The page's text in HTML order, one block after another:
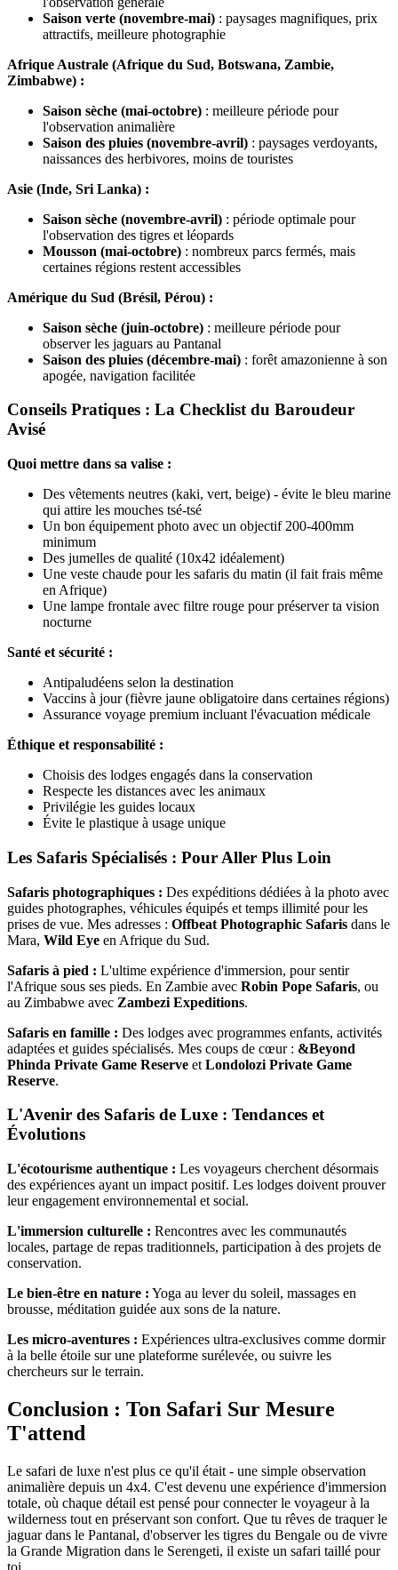
Saison verte (novembre-mai) : paysages magnifiques, prix
attractifs, meilleure photographie
Afrique Australe (Afrique du Sud, Botswana, Zambie,
Zimbabwe) :
Saison sèche (mai-octobre) : meilleure période pour
l'observation animalière
Saison des pluies (novembre-avril) : paysages verdoyants,
naissances des herbivores, moins de touristes
Asie (Inde, Sri Lanka) :
Saison sèche (novembre-avril) : période optimale pour
l'observation des tigres et léopards
Mousson (mai-octobre) : nombreux parcs fermés, mais
certaines régions restent accessibles
Amérique du Sud (Brésil, Pérou) :
Saison sèche (juin-octobre) : meilleure période pour
observer les jaguars au Pantanal
Saison des pluies (décembre-mai) : forêt amazonienne à son
apogée, navigation facilitée
Conseils Pratiques : La Checklist du Baroudeur
Avisé
Quoi mettre dans sa valise :
Des vêtements neutres (kaki, vert, beige) - évite le bleu marine
qui attire les mouches tsé-tsé
Un bon équipement photo avec un objectif 200-400mm
minimum
Des jumelles de qualité (10x42 idéalement)
Une veste chaude pour les safaris du matin (il fait frais même
en Afrique)
Une lampe frontale avec filtre rouge pour préserver ta vision
nocturne
Santé et sécurité :
Antipaludéens selon la destination
Vaccins à jour (fièvre jaune obligatoire dans certaines régions)
Assurance voyage premium incluant l'évacuation médicale
Éthique et responsabilité :
Choisis des lodges engagés dans la conservation
Respecte les distances avec les animaux
Privilégie les guides locaux
Évite le plastique à usage unique
Les Safaris Spécialisés : Pour Aller Plus Loin
Safaris photographiques : Des expéditions dédiées à la photo avec
guides photographes, véhicules équipés et temps illimité pour les
prises de vue. Mes adresses : Offbeat Photographic Safaris dans le
Mara, Wild Eye en Afrique du Sud.
Safaris à pied : L'ultime expérience d'immersion, pour sentir
l'Afrique sous ses pieds. En Zambie avec Robin Pope Safaris, ou
au Zimbabwe avec Zambezi Expeditions.
Safaris en famille : Des lodges avec programmes enfants, activités
adaptées et guides spécialisés. Mes coups de cœur : &Beyond
Phinda Private Game Reserve et Londolozi Private Game
Reserve.
L'Avenir des Safaris de Luxe : Tendances et
Évolutions
L'écotourisme authentique : Les voyageurs cherchent désormais
des expériences ayant un impact positif. Les lodges doivent prouver
leur engagement environnemental et social.
L'immersion culturelle : Rencontres avec les communautés
locales, partage de repas traditionnels, participation à des projets de
conservation.
Le bien-être en nature : Yoga au lever du soleil, massages en
brousse, méditation guidée aux sons de la nature.
Les micro-aventures : Expériences ultra-exclusives comme dormir
à la belle étoile sur une plateforme surélevée, ou suivre les
chercheurs sur le terrain.
Conclusion : Ton Safari Sur Mesure
T'attend
Le safari de luxe n'est plus ce qu'il était - une simple observation
animalière depuis un 4x4. C'est devenu une expérience d'immersion
totale, où chaque détail est pensé pour connecter le voyageur à la
wilderness tout en préservant son confort. Que tu rêves de traquer le
jaguar dans le Pantanal, d'observer les tigres du Bengale ou de vivre
la Grande Migration dans le Serengeti, il existe un safari taillé pour
toi.